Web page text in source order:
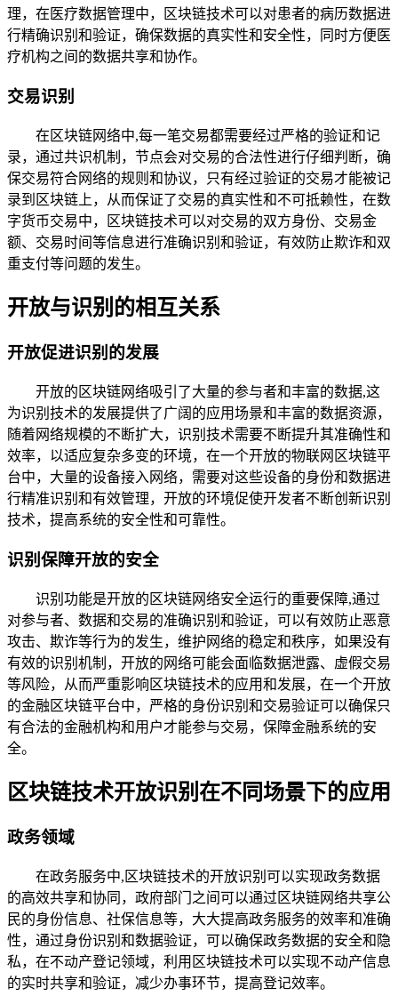
理，在医疗数据管理中，区块链技术可以对患者的病历数据进
行精确识别和验证，确保数据的真实性和安全性，同时方便医
疗机构之间的数据共享和协作。
交易识别
在区块链网络中,每一笔交易都需要经过严格的验证和记
录，通过共识机制，节点会对交易的合法性进行仔细判断，确
保交易符合网络的规则和协议，只有经过验证的交易才能被记
录到区块链上，从而保证了交易的真实性和不可抵赖性，在数
字货币交易中，区块链技术可以对交易的双方身份、交易金
额、交易时间等信息进行准确识别和验证，有效防止欺诈和双
重支付等问题的发生。
开放与识别的相互关系
开放促进识别的发展
开放的区块链网络吸引了大量的参与者和丰富的数据,这
为识别技术的发展提供了广阔的应用场景和丰富的数据资源，
随着网络规模的不断扩大，识别技术需要不断提升其准确性和
效率，以适应复杂多变的环境，在一个开放的物联网区块链平
台中，大量的设备接入网络，需要对这些设备的身份和数据进
行精准识别和有效管理，开放的环境促使开发者不断创新识别
技术，提高系统的安全性和可靠性。
识别保障开放的安全
识别功能是开放的区块链网络安全运行的重要保障,通过
对参与者、数据和交易的准确识别和验证，可以有效防止恶意
攻击、欺诈等行为的发生，维护网络的稳定和秩序，如果没有
有效的识别机制，开放的网络可能会面临数据泄露、虚假交易
等风险，从而严重影响区块链技术的应用和发展，在一个开放
的金融区块链平台中，严格的身份识别和交易验证可以确保只
有合法的金融机构和用户才能参与交易，保障金融系统的安
全。
区块链技术开放识别在不同场景下的应用
政务领域
在政务服务中,区块链技术的开放识别可以实现政务数据
的高效共享和协同，政府部门之间可以通过区块链网络共享公
民的身份信息、社保信息等，大大提高政务服务的效率和准确
性，通过身份识别和数据验证，可以确保政务数据的安全和隐
私，在不动产登记领域，利用区块链技术可以实现不动产信息
的实时共享和验证，减少办事环节，提高登记效率。